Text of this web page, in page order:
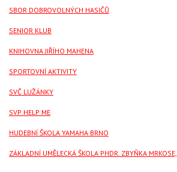
SBOR DOBROVOLNÝCH HASIČŮ
SENIOR KLUB
KNIHOVNA JIŘÍHO MAHENA
SPORTOVNÍ AKTIVITY
SVČ LUŽÁNKY
SVP HELP ME
HUDEBNÍ ŠKOLA YAMAHA BRNO
ZÁKLADNÍ UMĚLECKÁ ŠKOLA PHDR. ZBYŇKA